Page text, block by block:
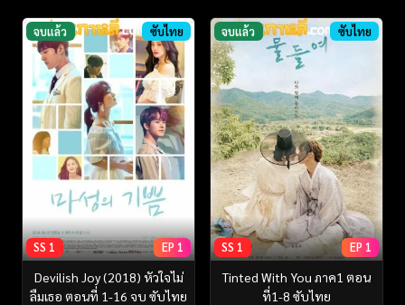
จบแล้ว ซับไทย
SS 1 EP 1
Devilish Joy (2018) หัวใจไม่
ลืมเธอ ตอนที่ 1-16 จบ ซับไทย
จบแล้ว ซับไทย
SS 1 EP 1
Tinted With You ภาค1 ตอน
ที่1-8 ซับไทย